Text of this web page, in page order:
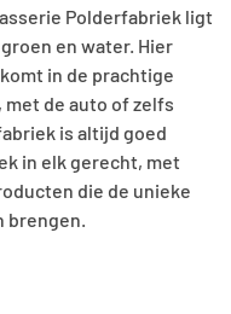
Polderfabriek ligt
en water. Hier
in de prachtige
met de auto of zelfs
is altijd goed
in elk gerecht, met
die de unieke
brengen.